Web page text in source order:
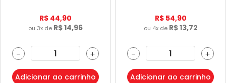
R$ 44,90
ou 3x de R$14,96
＋
－
Adicionar ao carrinho
R$ 54,90
ou 4x de R$13,72
＋
－
Adicionar ao carrinho